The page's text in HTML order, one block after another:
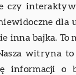
czy
dla
inna bajka.
witryna to
informacji o